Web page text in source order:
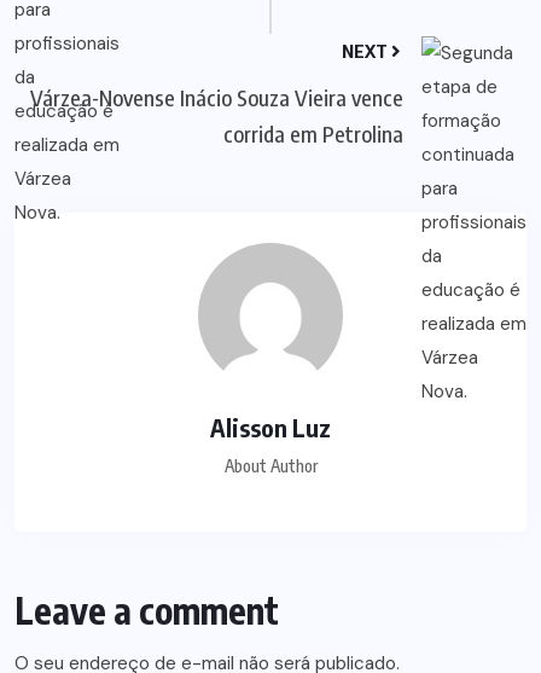
NEXT
Várzea-Novense Inácio Souza Vieira vence
corrida em Petrolina
Alisson Luz
About Author
Leave a comment
O seu endereço de e-mail não será publicado.